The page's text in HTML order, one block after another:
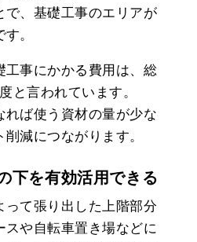
で、基礎工事のエリアが
。
工事にかかる費用は、総
と言われています。
れば使う資材の量が少な
減につながります。
下を有効活用できる
って張り出した上階部分
スや自転車置き場などに